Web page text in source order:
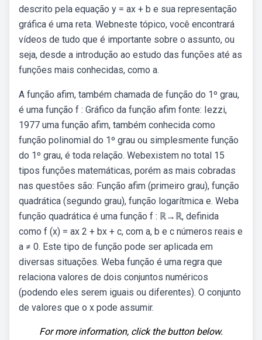
descrito pela equação y = ax + b e sua representação
gráfica é uma reta. Webneste tópico, você encontrará
vídeos de tudo que é importante sobre o assunto, ou
seja, desde a introdução ao estudo das funções até as
funções mais conhecidas, como a.
A função afim, também chamada de função do 1º grau,
é uma função f : Gráfico da função afim fonte: Iezzi,
1977 uma função afim, também conhecida como
função polinomial do 1º grau ou simplesmente função
do 1º grau, é toda relação. Webexistem no total 15
tipos funções matemáticas, porém as mais cobradas
nas questões são: Função afim (primeiro grau), função
quadrática (segundo grau), função logarítmica e. Weba
função quadrática é uma função f : ℝ→ℝ, definida
como f (x) = ax 2 + bx + c, com a, b e c números reais e
a ≠ 0. Este tipo de função pode ser aplicada em
diversas situações. Weba função é uma regra que
relaciona valores de dois conjuntos numéricos
(podendo eles serem iguais ou diferentes). O conjunto
de valores que o x pode assumir.
For more information, click the button below.